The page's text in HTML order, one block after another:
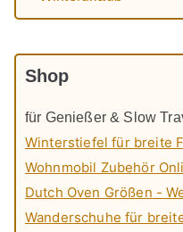
Shop
für Genießer & Slow
Winterstiefel für breite
Wohnmobil Zubehör
Dutch Oven Größen -
Wanderschuhe für